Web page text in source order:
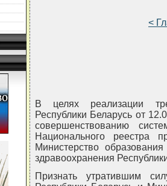
<
В целях реализации
Республики Беларусь от
совершенствованию
Национального реестра
Министерство
здравоохранения
Признать утратившим